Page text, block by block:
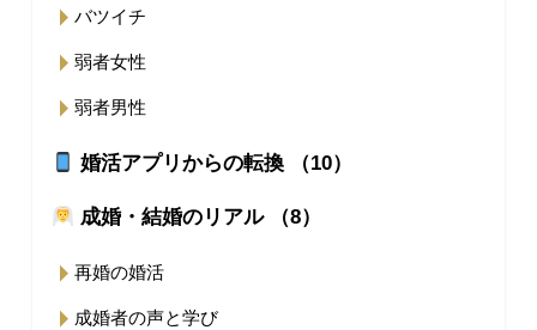
バツイチ
弱者女性
弱者男性
婚活アプリからの転換 （10）
成婚・結婚のリアル （8）
再婚の婚活
成婚者の声と学び